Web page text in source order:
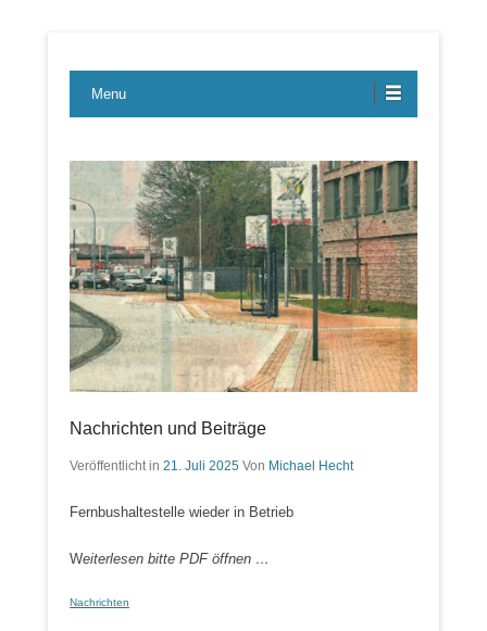
LBE-Express
Menu
Nachrichten und Beiträge
Veröffentlicht in 21. Juli 2025 Von Michael Hecht
Fernbushaltestelle wieder in Betrieb
Weiterlesen bitte PDF öffnen …
Nachrichten